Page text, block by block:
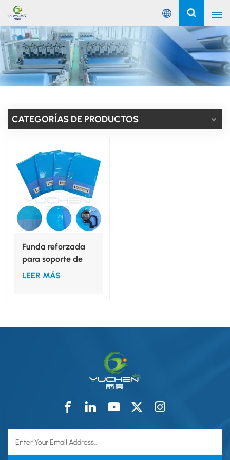
Español
English
Русский
Español
CATEGORÍAS DE PRODUCTOS
Funda reforzada
para soporte de
mayonesa SMS de
LEER MÁS